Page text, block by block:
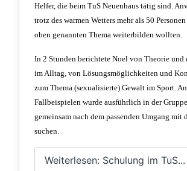
Helfer, die beim TuS Neuenhaus tätig sind.
trotz des warmen Wetters mehr als 50
oben genannten Thema weiterbilden wollten.
In 2 Stunden berichtete Noel von Theorie und
im Alltag, von Lösungsmöglichkeiten und
zum Thema (sexualisierte) Gewalt im Sport.
Fallbeispielen wurde ausführlich in der
gemeinsam nach dem passenden Umgang mit
suchen.
Weiterlesen: Schulung im TuS...